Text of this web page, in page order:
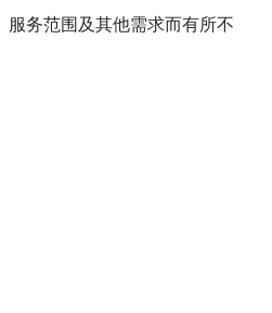
务范围及其他需求而有所不